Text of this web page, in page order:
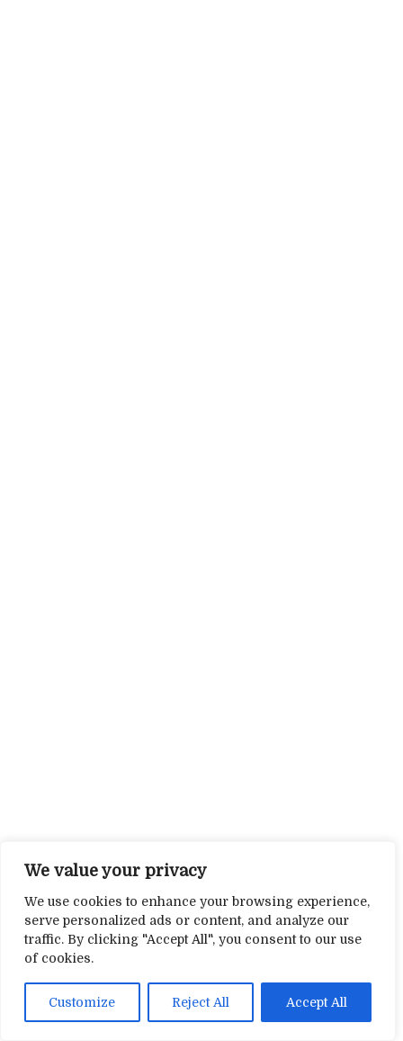
We value your privacy
We use cookies to enhance your browsing experience,
serve personalized ads or content, and analyze our
traffic. By clicking "Accept All", you consent to our use
of cookies.
Customize Reject All Accept All